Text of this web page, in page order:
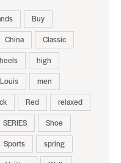
Buy
China
Classic
heels
high
Louis
men
Red
relaxed
SERIES
Shoe
Sports
spring